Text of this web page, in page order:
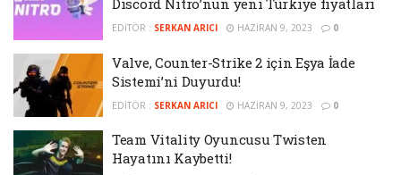
Discord Nitro’nun yeni Türkiye fiyatları
EDITÖR : SERKAN ARICI HAZIRAN 9, 2023 0
Valve, Counter-Strike 2 için Eşya İade
Sistemi’ni Duyurdu!
EDITÖR : SERKAN ARICI HAZIRAN 9, 2023 0
Team Vitality Oyuncusu Twisten
Hayatını Kaybetti!